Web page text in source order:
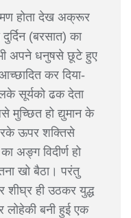
होता देख अक्रूर
(बरसात) का
भी अपने धनुषसे छूटे हुए
कर दिया-
सूर्यको ढक देता
मुच्छित हो द्युमान के
ऊपर शक्तिसे
अङ्ग विदीर्ण हो
खो बैठा। परंतु
शीघ्र ही उठकर युद्ध
लोहेकी बनी हुई एक